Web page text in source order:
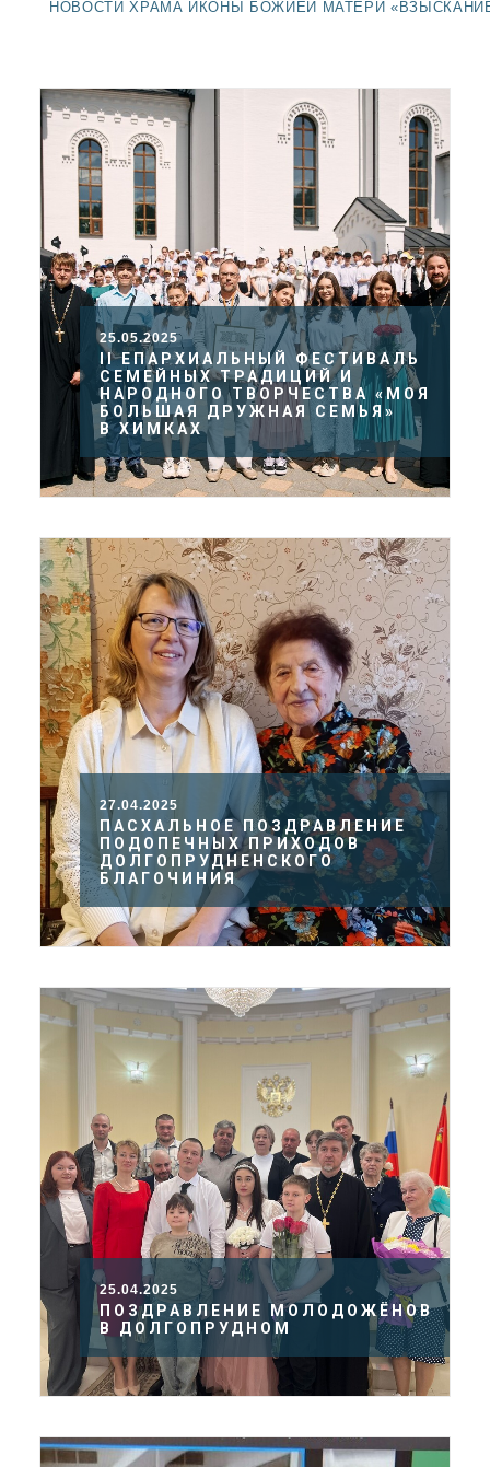
ДОЛГОПРУДНЕНСКОЕ
ЕПАРХИИ
НОВОСТИ ХРАМА ИКОНЫ БОЖИЕЙ МАТЕРИ
25.05.2025
II ЕПАРХИАЛЬНЫЙ ФЕСТИВАЛЬ
СЕМЕЙНЫХ ТРАДИЦИЙ И
НАРОДНОГО ТВОРЧЕСТВА «МОЯ
БОЛЬШАЯ ДРУЖНАЯ СЕМЬЯ»
В ХИМКАХ
27.04.2025
ПАСХАЛЬНОЕ ПОЗДРАВЛЕНИЕ
ПОДОПЕЧНЫХ ПРИХОДОВ
ДОЛГОПРУДНЕНСКОГО
БЛАГОЧИНИЯ
25.04.2025
ПОЗДРАВЛЕНИЕ МОЛОДОЖЁНОВ
В ДОЛГОПРУДНОМ